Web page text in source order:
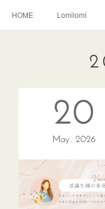
HOME Lomilomi
20
May 2026